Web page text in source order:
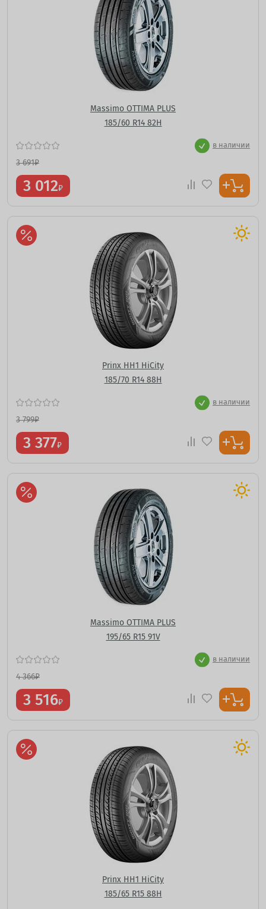
Massimo OTTIMA PLUS
185/60 R14 82H
в наличии
3 691₽
3 012₽
Prinx HH1 HiCity
185/70 R14 88H
в наличии
3 799₽
3 377₽
Massimo OTTIMA PLUS
195/65 R15 91V
в наличии
4 366₽
3 516₽
Prinx HH1 HiCity
185/65 R15 88H